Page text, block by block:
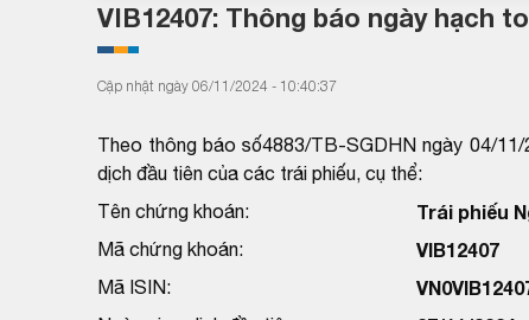
VIB12407: Thông báo ngày hạch
Cập nhật ngày 06/11/2024 - 10:40:37
Theo thông báo số4883/TB-SGDHN ngày 04/
dịch đầu tiên của các trái phiếu, cụ thể:
Tên chứng khoán:
Trái phiếu
Mã chứng khoán: VIB12407
Mã ISIN: